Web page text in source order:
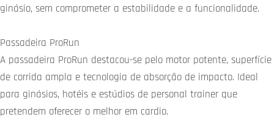
ginásio, sem comprometer a estabilidade e a funcionalidade.
Passadeira ProRun
A passadeira ProRun destacou-se pelo motor potente, superfície
de corrida ampla e tecnologia de absorção de impacto. Ideal
para ginásios, hotéis e estúdios de personal trainer que
pretendem oferecer o melhor em cardio.